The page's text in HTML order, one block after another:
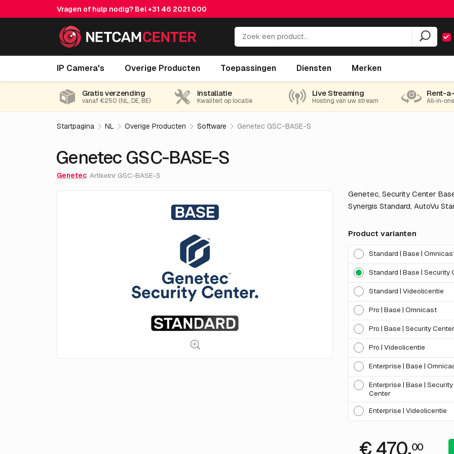
Vragen of hulp nodig? Bel+31 46 2021 000
IP Camera's Overige Producten Toepassingen Diensten Merken
Genetec GSC-BASE-S
Gratis verzending
vanaf €250 (NL, DE, BE)
Installatie
Kwaliteit op locatie
Live Streaming
Hosting van uw stream
Rent-
All-in-
Startpagina NL Overige Producten Software Genetec GSC-BASE-S
Genetec GSC-BASE-S
Genetec Artikelnr GSC-BASE-S
Genetec, Security Center
Synergis Standard, AutoVu
Product varianten
Standard | Base |
Standard | Base | Security
Standard | Videolicentie
Pro | Base | Omnicast
Pro | Base | Security Center
Pro | Videolicentie
Enterprise | Base |
Enterprise | Base | Security
Center
Enterprise | Videolicentie
€ 470.00